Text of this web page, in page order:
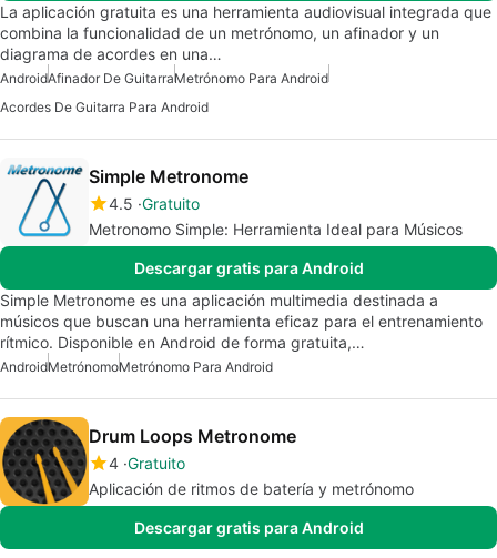
La aplicación gratuita es una herramienta audiovisual integrada que
combina la funcionalidad de un metrónomo, un afinador y un
diagrama de acordes en una…
AndroidAfinador De GuitarraMetrónomo Para Android
Acordes De Guitarra Para Android
Simple Metronome
4.5 Gratuito
Metronomo Simple: Herramienta Ideal para Músicos
Descargar gratis para Android
Simple Metronome es una aplicación multimedia destinada a
músicos que buscan una herramienta eficaz para el entrenamiento
rítmico. Disponible en Android de forma gratuita,…
AndroidMetrónomoMetrónomo Para Android
Drum Loops Metronome
4 Gratuito
Aplicación de ritmos de batería y metrónomo
Descargar gratis para Android